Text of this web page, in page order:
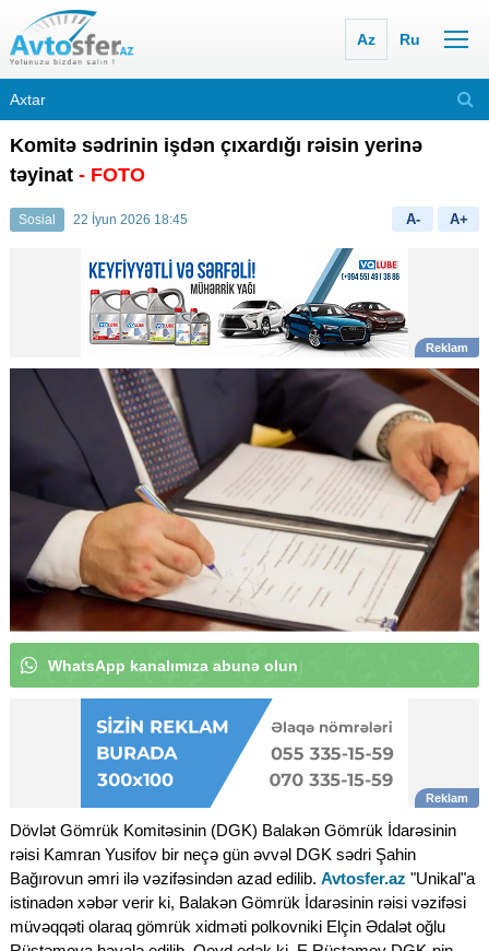
Az Ru
Komitə sədrinin işdən çıxardığı rəisin yerinə
təyinat - FOTO
Sosial 22 İyun 2026 18:45 A- A+
WhatsApp kan|
Dövlət Gömrük Komitəsinin (DGK) Balakən Gömrük İdarəsinin
rəisi Kamran Yusifov bir neçə gün əvvəl DGK sədri Şahin
Bağırovun əmri ilə vəzifəsindən azad edilib. Avtosfer.az "Unikal"a
istinadən xəbər verir ki, Balakən Gömrük İdarəsinin rəisi vəzifəsi
müvəqqəti olaraq gömrük xidməti polkovniki Elçin Ədalət oğlu